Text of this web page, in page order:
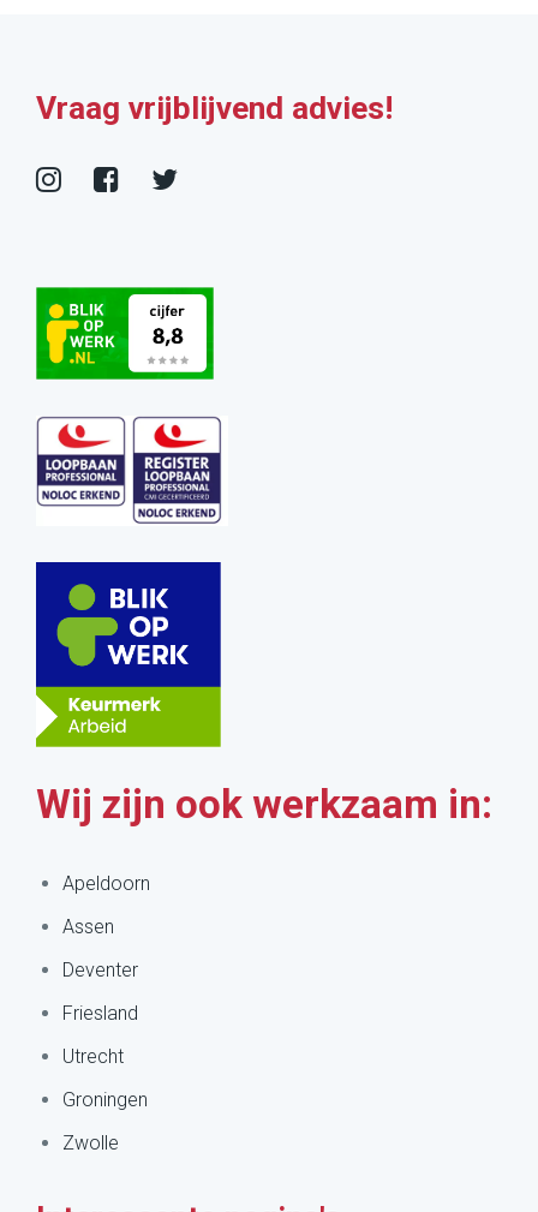
Vraag vrijblijvend advies!
Wij zijn ook werkzaam in:
Apeldoorn
Assen
Deventer
Friesland
Utrecht
Groningen
Zwolle